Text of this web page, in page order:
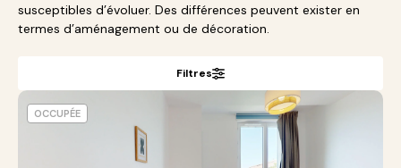
susceptibles d’évoluer. Des différences peuvent exister en
termes d’aménagement ou de décoration.
Filtres
OCCUPÉE